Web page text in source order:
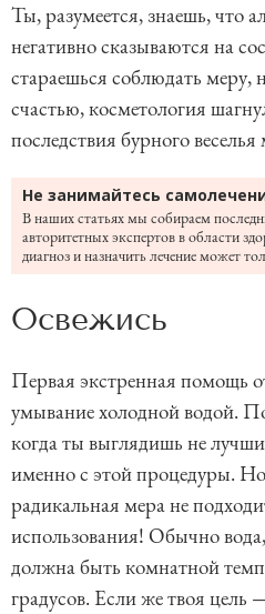
Ты, разумеется, знаешь, что
негативно сказываются на
стараешься соблюдать меру,
счастью, косметология
последствия бурного
Не занимайтесь
В наших статьях мы собираем
авторитетных экспертов в области
диагноз и назначить лечение может
Освежись
Первая экстренная помощь
умывание холодной водой.
когда ты выглядишь не
именно с этой процедуры.
радикальная мера не
использования! Обычно
должна быть комнатной
градусов. Если же твоя цель